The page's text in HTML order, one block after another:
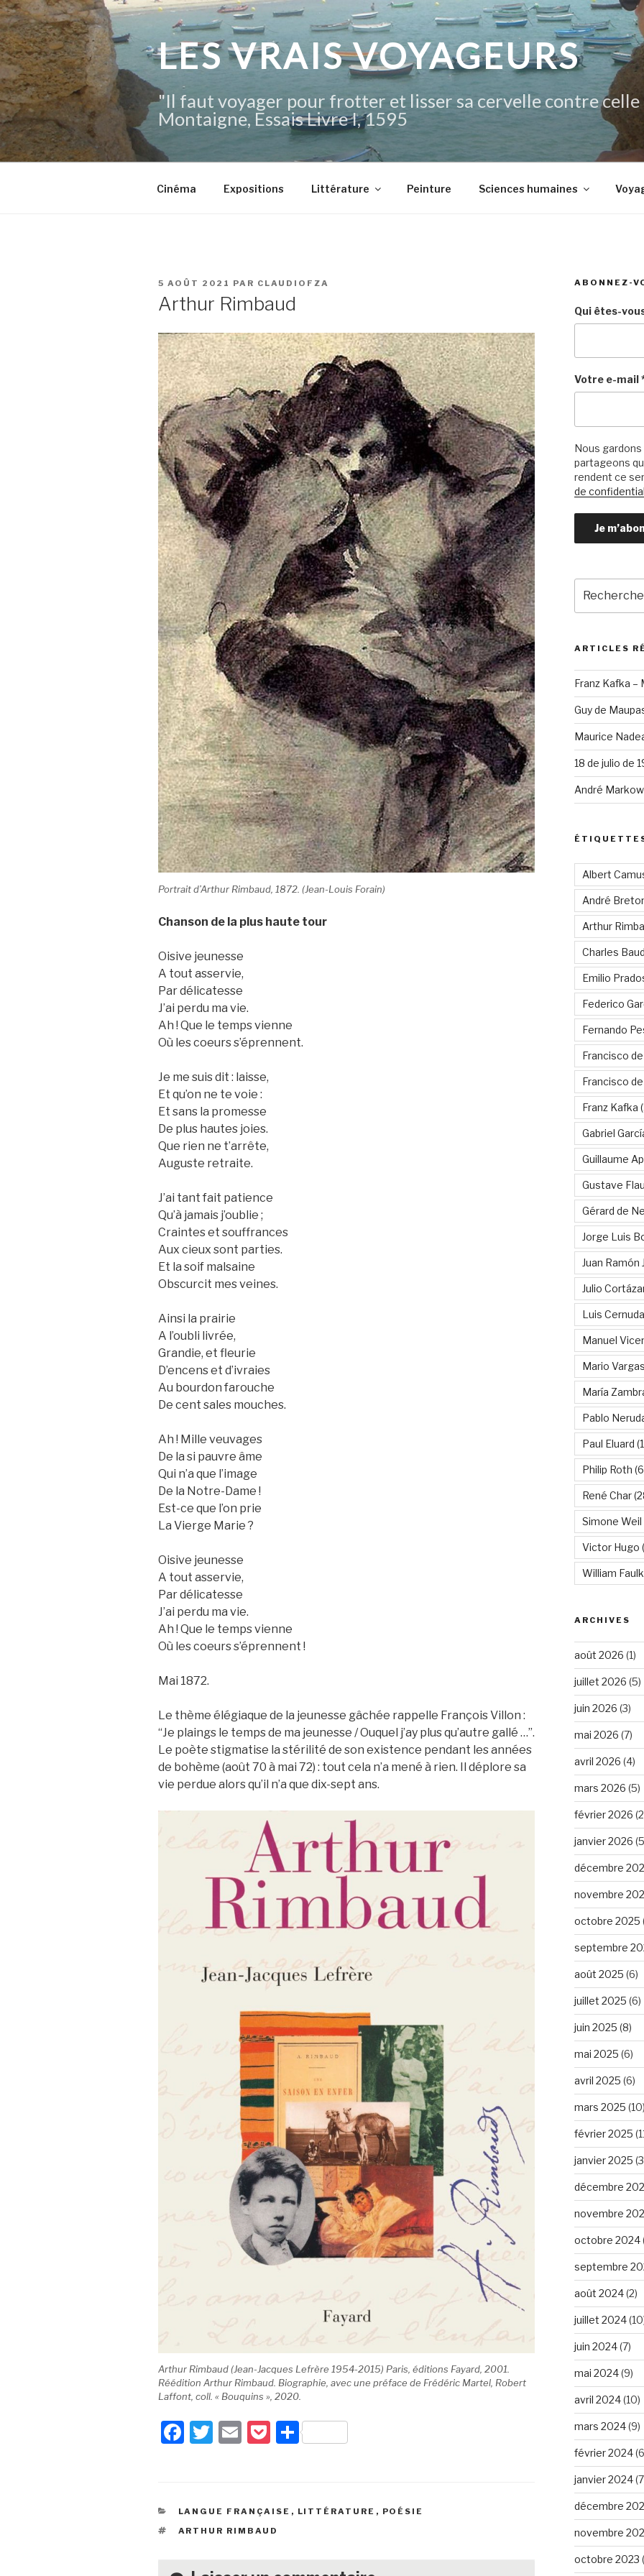
Aller
au
contenu
principal
LES VRAIS VOYAGEURS
"Il faut voyager pour frotter et lisser sa cervelle contre
Montaigne, Essais Livre I, 1595
Cinéma Expositions Littérature Peinture Sciences humaines
PUBLIÉ
5 AOÛT 2021 PAR CLAUDIOFZA
Arthur Rimbaud
Portrait d’Arthur Rimbaud, 1872. (Jean-Louis Forain)
Chanson de la plus haute tour
Oisive jeunesse
A tout asservie,
Par délicatesse
J’ai perdu ma vie.
Ah ! Que le temps vienne
Où les coeurs s’éprennent.
Je me suis dit : laisse,
Et qu’on ne te voie :
Et sans la promesse
De plus hautes joies.
Que rien ne t’arrête,
Auguste retraite.
J’ai tant fait patience
Qu’à jamais j’oublie ;
Craintes et souffrances
Aux cieux sont parties.
Et la soif malsaine
Obscurcit mes veines.
Ainsi la prairie
A l’oubli livrée,
Grandie, et fleurie
D’encens et d’ivraies
Au bourdon farouche
De cent sales mouches.
Ah ! Mille veuvages
De la si pauvre âme
Qui n’a que l’image
De la Notre-Dame !
Est-ce que l’on prie
La Vierge Marie ?
Oisive jeunesse
A tout asservie,
Par délicatesse
J’ai perdu ma vie.
Ah ! Que le temps vienne
Où les coeurs s’éprennent !
Mai 1872.
Le thème élégiaque de la jeunesse gâchée rappelle François Villon :
“Je plaings le temps de ma jeunesse / Ouquel j’ay plus qu’autre gallé …”.
Le poète stigmatise la stérilité de son existence pendant les années
de bohème (août 70 à mai 72) : tout cela n’a mené à rien. Il déplore sa
vie perdue alors qu’il n’a que dix-sept ans.
Arthur Rimbaud (Jean-Jacques Lefrère 1954-2015) Paris, éditions Fayard, 2001.
Réédition Arthur Rimbaud. Biographie, avec une préface de Frédéric Martel, Robert
Laffont, coll. « Bouquins », 2020.
F
e
b
o
T
er
E
P
k
et
P
g
CATÉGORIES
LANGUE FRANÇAISE , LITTÉRATURE , POÉSIE
ÉTIQUETTES
ARTHUR RIMBAUD
ABONNEZ-
Qui êtes-
Votre e-mail
Nous
partageons
rendent ce
de
pour
:
ARTICLES
Franz Kafka –
Guy de
Maurice
18 de julio de
André
Albert
André
Arthur
Charles
Emilio
Federico
Fernando
Francisco
Francisco
Franz Kafka
Gabriel
Guillaume
Gustave
Gérard de
Jorge Luis
Juan Ramón
Julio
Luis Cernuda
Manuel
Mario
María
Pablo
Paul Eluard
Philip Roth
René Char
Simone Weil
Victor Hugo
William
ARCHIVES
août 2026 (1)
juillet 2026 (5)
juin 2026 (3)
mai 2026 (7)
avril 2026 (4)
mars 2026 (5)
février 2026
janvier 2026
décembre
novembre
octobre 2025
septembre
août 2025 (6)
juillet 2025 (6)
juin 2025 (8)
mai 2025 (6)
avril 2025 (6)
mars 2025 (10)
février 2025
janvier 2025
décembre
novembre
octobre 2024
septembre
août 2024(2)
juillet 2024
juin 2024(7)
mai 2024(9)
avril 2024(10)
mars 2024(9)
février 2024
janvier 2024
décembre
novembre
octobre 2023